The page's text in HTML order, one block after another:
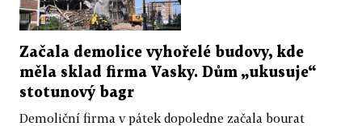
Začala demolice vyhořelé budovy, kde
měla sklad firma Vasky. Dům „ukusuje“
stotunový bagr
Demoliční firma v pátek dopoledne začala bourat